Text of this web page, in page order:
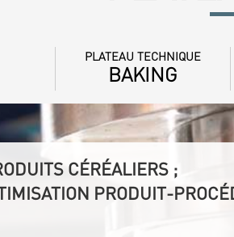
PLATEAU TECHNIQUE
BAKING
CÉRÉALIERS ;
PRODUIT-